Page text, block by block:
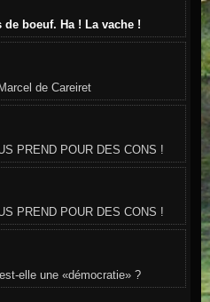
boeuf. Ha ! La vache !
de Careiret
PREND POUR DES CONS !
PREND POUR DES CONS !
elle une «démocratie» ?